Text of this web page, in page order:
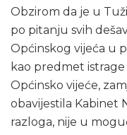
Obzirom da je u
po pitanju svih
Općinskog vijeća u
kao predmet
Općinsko vijeće,
obavijestila Kabinet
razloga, nije u